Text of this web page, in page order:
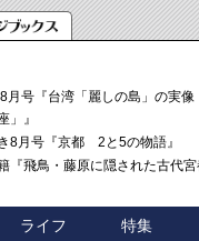
月号『台湾「麗しの島」の実
」』
8月号『京都 2と5の物語』
『飛鳥・藤原に隠された古代宮
ライフ 特集